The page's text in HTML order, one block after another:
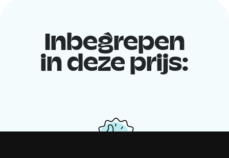
Inbegrepen
in deze prijs: